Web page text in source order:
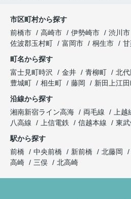
市区町村から探す
前橋市
高崎市 伊勢崎市 渋川市
佐波郡玉村町
富岡市 桐生市
町名から探す
富士見町時沢
金井 青柳町 北
豊城町
相生町 藤岡
新田上江
沿線から探す
湘南新宿ライン高海
両毛線 上越
八高線
上信電鉄 信越本線 東
駅から探す
前橋
中央前橋 新前橋 北藤岡
高崎
三俣 北高崎